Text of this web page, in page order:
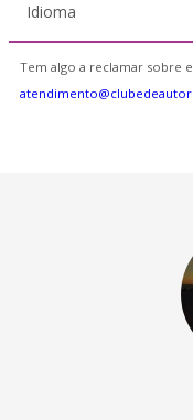
Idioma
Tem algo a reclamar sobre